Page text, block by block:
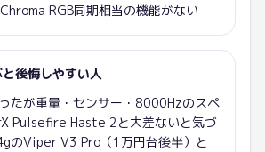
RGB同期相当の機能がない
後悔しやすい人
たが重量・センサー・8000Hzのスペ
Pulsefire Haste 2と大差ないと気づ
のViper V3 Pro（1万円台後半）と